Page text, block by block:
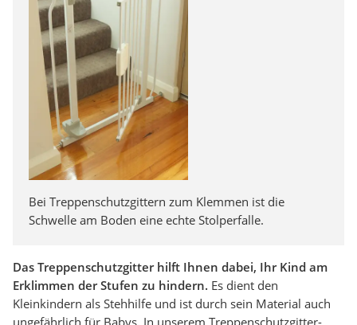
Bei Treppenschutzgittern zum Klemmen ist die
Schwelle am Boden eine echte Stolperfalle.
Das Treppenschutzgitter hilft Ihnen dabei, Ihr Kind am
Erklimmen der Stufen zu hindern. Es dient den
Kleinkindern als Stehhilfe und ist durch sein Material auch